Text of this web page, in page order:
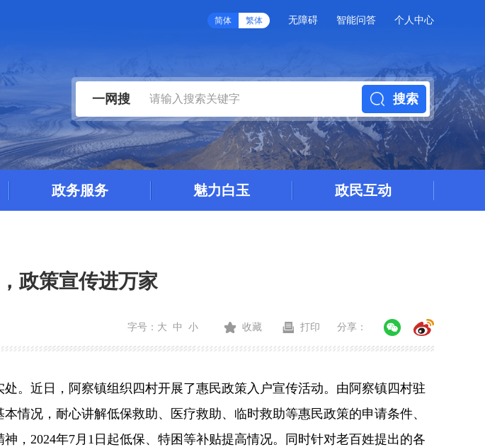
简体 繁体 无障碍 智能问答 个人中心
一网搜 搜索
政务服务 魅力白玉 政民互动
政策宣传进万家
字号： 大 中 小 收藏 打印 分享：
近日，阿察镇组织四村开展了惠民政策入户宣传活动。由阿察镇四村驻
情况，耐心讲解低保救助、医疗救助、临时救助等惠民政策的申请条件、
，2024年7月1日起低保、特困等补贴提高情况。同时针对老百姓提出的各